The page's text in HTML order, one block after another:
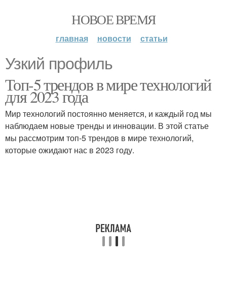
НОВОЕ ВРЕМЯ
главная новости статьи
Узкий профиль
Топ-5 трендов в мире технологий
для 2023 года
Мир технологий постоянно меняется, и каждый год мы
наблюдаем новые тренды и инновации. В этой статье
мы рассмотрим топ-5 трендов в мире технологий,
которые ожидают нас в 2023 году.